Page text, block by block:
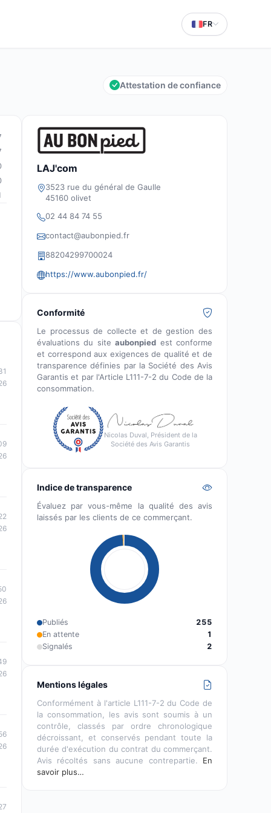
FR
Attestation de confiance
LAJ'com
3523 rue du général de Gaulle
45160 olivet
02 44 84 74 55
contact@aubonpied.fr
88204299700024
https://www.aubonpied.fr/
Conformité
Le processus de collecte et de gestion des
évaluations du siteaubonpied est conforme
et correspond aux exigences de qualité et de
transparence définies par la Société des Avis
Garantis et par l'Article L111-7-2 du Code de la
consommation.
Nicolas Duval, Président de la
Société des Avis Garantis
Indice de transparence
Évaluez par vous-même la qualité des avis
laissés par les clients de ce commerçant.
Publiés
255
En attente
1
Signalés
2
Mentions légales
Conformément à l'article L111-7-2 du Code de
la consommation, les avis sont soumis à un
contrôle, classés par ordre chronologique
décroissant, et conservés pendant toute la
durée d'exécution du contrat du commerçant.
Avis récoltés sans aucune contrepartie. En
savoir plus…